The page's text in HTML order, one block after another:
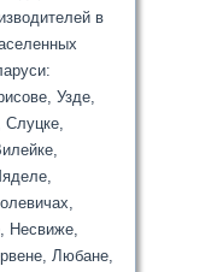
в
Узде,
Слуцке,
Несвиже,
Любане,